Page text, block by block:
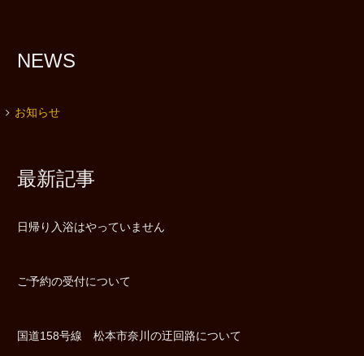
NEWS
お知らせ
最新記事
日帰り入浴はやっていません
ご予約の受付について
国道158号線 松本市奈川の迂回路について